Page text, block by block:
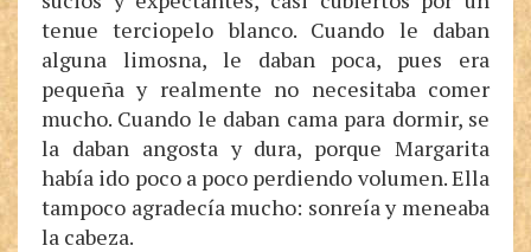
tenue terciopelo blanco. Cuando le daban
alguna limosna, le daban poca, pues era
pequeña y realmente no necesitaba comer
mucho. Cuando le daban cama para dormir, se
la daban angosta y dura, porque Margarita
había ido poco a poco perdiendo volumen. Ella
tampoco agradecía mucho: sonreía y meneaba
la cabeza.